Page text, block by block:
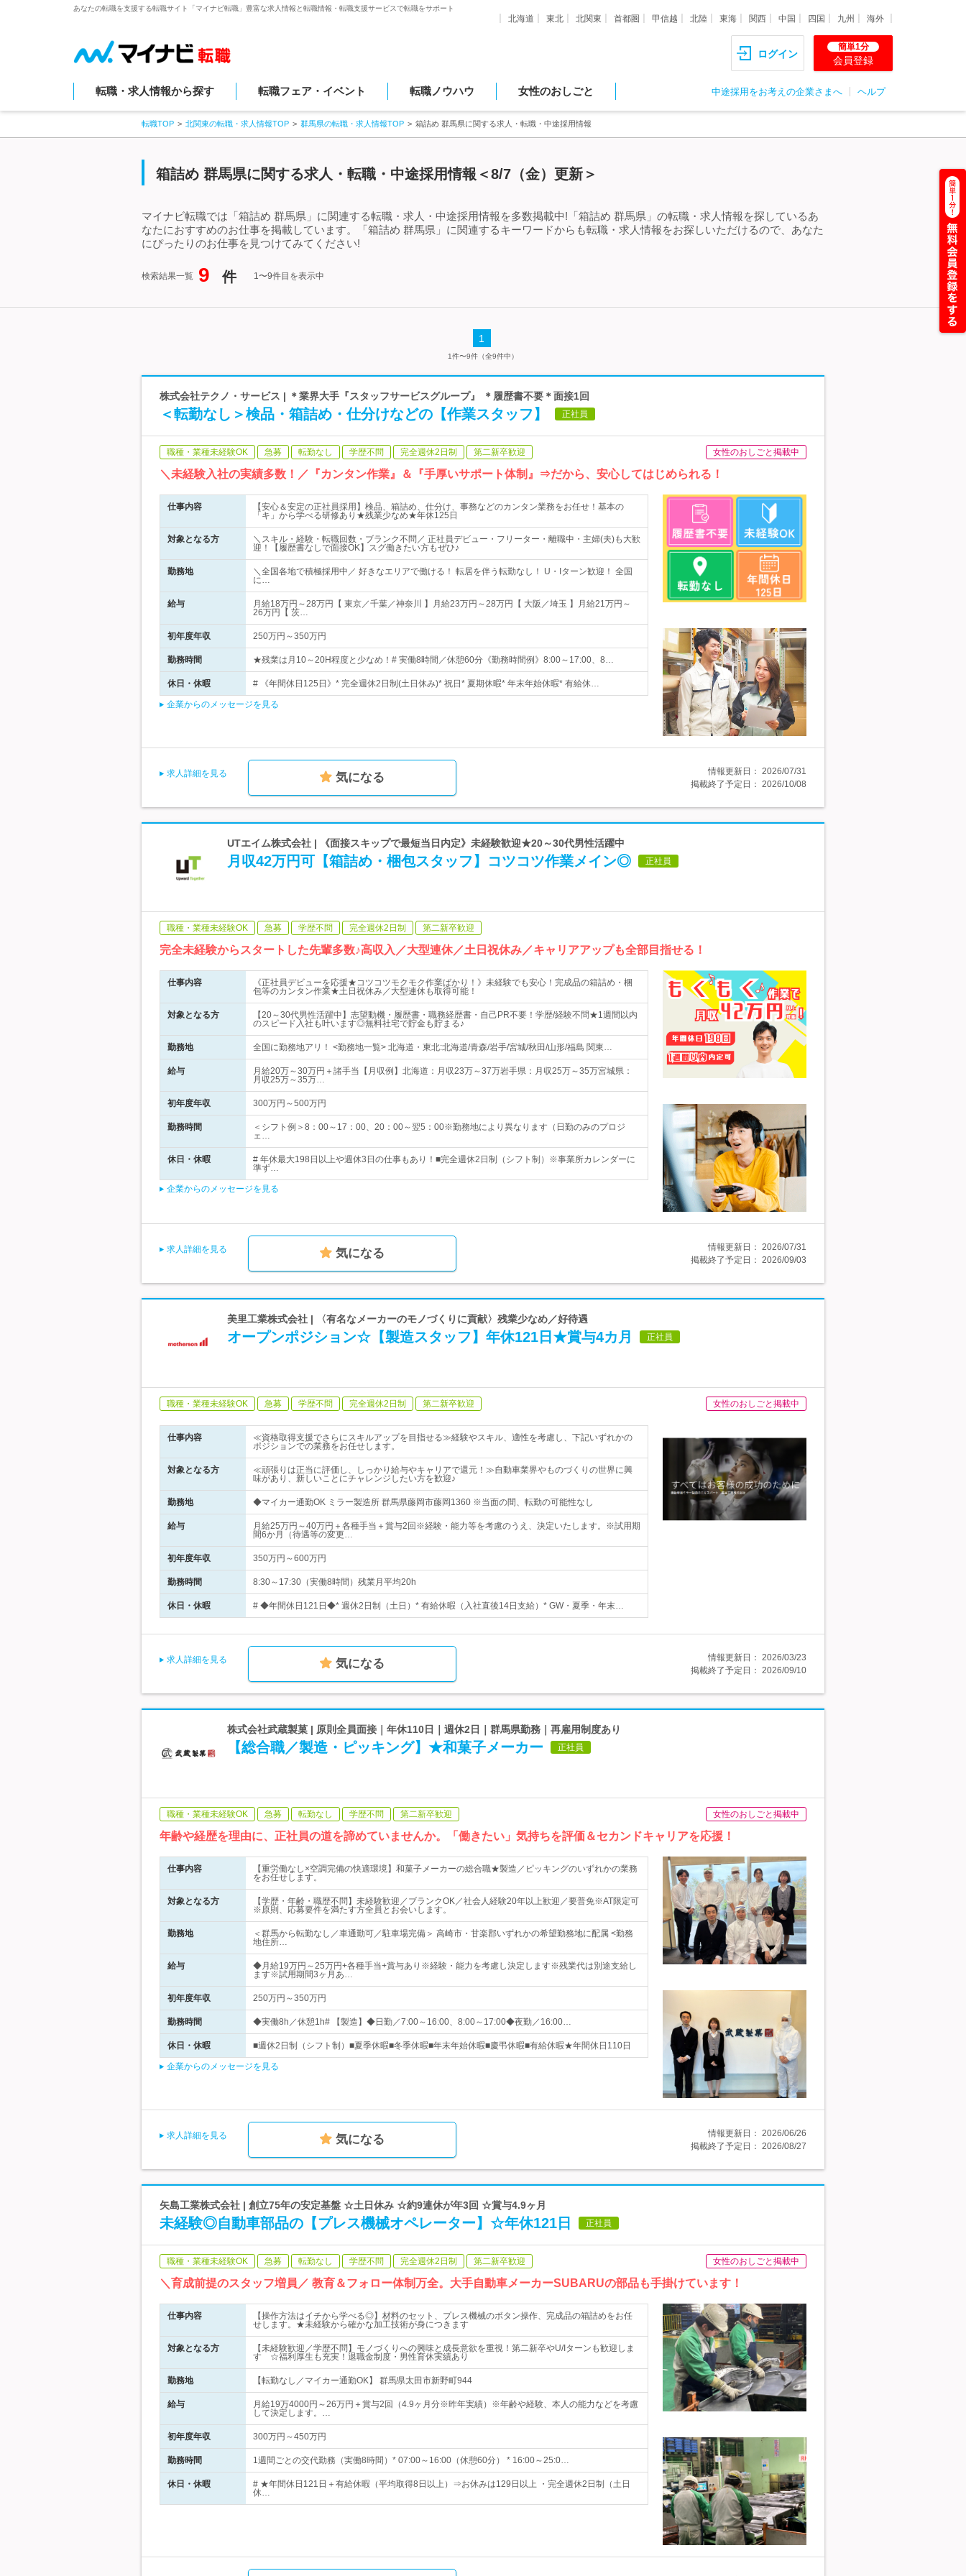
あなたの転職を支援する転職サイト「マイナビ転職」豊富な求人情報と転職情報・転職支援サービスで転職をサポート
北海道 東北 北関東 首都圏 甲信越 北陸 東海 関西 中国 四国 九州 海外
ログイン
簡単1分
会員登録
転職・求人情報から探す 転職フェア・イベント 転職ノウハウ 女性のおしごと 中途採用をお考えの企業さまへ ヘルプ
転職TOP 北関東の転職・求人情報TOP 群馬県の転職・求人情報TOP 箱詰め 群馬県に関する求人・転職・中途採用情報
箱詰め 群馬県に関する求人・転職・中途採用情報＜8/7（金）更新＞
マイナビ転職では「箱詰め 群馬県」に関連する転職・求人・中途採用情報を多数掲載中!「箱詰め 群馬県」の転職・求人情報を探しているあ
なたにおすすめのお仕事を掲載しています。「箱詰め 群馬県」に関連するキーワードからも転職・求人情報をお探しいただけるので、あなた
にぴったりのお仕事を見つけてみてください!
検索結果一覧 9 件 1〜9件目を表示中
1
1件〜9件（全9件中）
株式会社テクノ・サービス | ＊業界大手『スタッフサービスグループ』 ＊履歴書不要＊面接1回
＜転勤なし＞検品・箱詰め・仕分けなどの【作業スタッフ】 正社員
職種・業種未経験OK 急募 転勤なし 学歴不問 完全週休2日制 第二新卒歓迎 女性のおしごと掲載中
＼未経験入社の実績多数！／『カンタン作業』＆『手厚いサポート体制』⇒だから、安心してはじめられる！
仕事内容
【安心＆安定の正社員採用】検品、箱詰め、仕分け、事務などのカンタン業務をお任せ！基本の
「キ」から学べる研修あり★残業少なめ★年休125日
対象となる方
＼スキル・経験・転職回数・ブランク不問／ 正社員デビュー・フリーター・離職中・主婦(夫)も大歓
迎！【履歴書なしで面接OK】スグ働きたい方もぜひ♪
勤務地
＼全国各地で積極採用中／ 好きなエリアで働ける！ 転居を伴う転勤なし！ U・Iターン歓迎！ 全国
に…
給与
月給18万円～28万円【 東京／千葉／神奈川 】月給23万円～28万円【 大阪／埼玉 】月給21万円～
26万円【 茨…
初年度年収 250万円～350万円
勤務時間 ★残業は月10～20H程度と少なめ！# 実働8時間／休憩60分《勤務時間例》8:00～17:00、8…
休日・休暇 # 《年間休日125日》* 完全週休2日制(土日休み)* 祝日* 夏期休暇* 年末年始休暇* 有給休…
企業からのメッセージを見る
求人詳細を見る 気になる 情報更新日： 2026/07/31
掲載終了予定日： 2026/10/08
UTエイム株式会社 | 《面接スキップで最短当日内定》未経験歓迎★20～30代男性活躍中
月収42万円可【箱詰め・梱包スタッフ】コツコツ作業メイン◎ 正社員
職種・業種未経験OK 急募 学歴不問 完全週休2日制 第二新卒歓迎
完全未経験からスタートした先輩多数♪高収入／大型連休／土日祝休み／キャリアアップも全部目指せる！
仕事内容
《正社員デビューを応援★コツコツモクモク作業ばかり！》未経験でも安心！完成品の箱詰め・梱
包等のカンタン作業★土日祝休み／大型連休も取得可能！
対象となる方
【20～30代男性活躍中】志望動機・履歴書・職務経歴書・自己PR不要！学歴/経験不問★1週間以内
のスピード入社も叶います◎無料社宅で貯金も貯まる♪
勤務地 全国に勤務地アリ！ <勤務地一覧> 北海道・東北:北海道/青森/岩手/宮城/秋田/山形/福島 関東…
給与
月給20万～30万円＋諸手当【月収例】北海道：月収23万～37万岩手県：月収25万～35万宮城県：
月収25万～35万…
初年度年収 300万円～500万円
勤務時間
＜シフト例＞8：00～17：00、20：00～翌5：00※勤務地により異なります（日勤のみのプロジ
ェ…
休日・休暇
# 年休最大198日以上や週休3日の仕事もあり！■完全週休2日制（シフト制）※事業所カレンダーに
準ず…
企業からのメッセージを見る
求人詳細を見る 気になる 情報更新日： 2026/07/31
掲載終了予定日： 2026/09/03
美里工業株式会社 | 〈有名なメーカーのモノづくりに貢献〉残業少なめ／好待遇
オープンポジション☆【製造スタッフ】年休121日★賞与4カ月 正社員
職種・業種未経験OK 急募 学歴不問 完全週休2日制 第二新卒歓迎 女性のおしごと掲載中
仕事内容
≪資格取得支援でさらにスキルアップを目指せる≫経験やスキル、適性を考慮し、下記いずれかの
ポジションでの業務をお任せします。
対象となる方
≪頑張りは正当に評価し、しっかり給与やキャリアで還元！≫自動車業界やものづくりの世界に興
味があり、新しいことにチャレンジしたい方を歓迎♪
勤務地 ◆マイカー通勤OK ミラー製造所 群馬県藤岡市藤岡1360 ※当面の間、転勤の可能性なし
給与
月給25万円～40万円＋各種手当＋賞与2回※経験・能力等を考慮のうえ、決定いたします。※試用期
間6か月（待遇等の変更…
初年度年収 350万円～600万円
勤務時間 8:30～17:30（実働8時間）残業月平均20h
休日・休暇 # ◆年間休日121日◆* 週休2日制（土日）* 有給休暇（入社直後14日支給）* GW・夏季・年末…
求人詳細を見る 気になる 情報更新日： 2026/03/23
掲載終了予定日： 2026/09/10
株式会社武蔵製菓 | 原則全員面接｜年休110日｜週休2日｜群馬県勤務｜再雇用制度あり
【総合職／製造・ピッキング】★和菓子メーカー 正社員
職種・業種未経験OK 急募 転勤なし 学歴不問 第二新卒歓迎 女性のおしごと掲載中
年齢や経歴を理由に、正社員の道を諦めていませんか。「働きたい」気持ちを評価＆セカンドキャリアを応援！
仕事内容
【重労働なし×空調完備の快適環境】和菓子メーカーの総合職★製造／ピッキングのいずれかの業務
をお任せします。
対象となる方
【学歴・年齢・職歴不問】未経験歓迎／ブランクOK／社会人経験20年以上歓迎／要普免※AT限定可
※原則、応募要件を満たす方全員とお会いします。
勤務地
＜群馬から転勤なし／車通勤可／駐車場完備＞ 高崎市・甘楽郡いずれかの希望勤務地に配属 <勤務
地住所…
給与
◆月給19万円～25万円+各種手当+賞与あり※経験・能力を考慮し決定します※残業代は別途支給し
ます※試用期間3ヶ月あ…
初年度年収 250万円～350万円
勤務時間 ◆実働8h／休憩1h# 【製造】◆日勤／7:00～16:00、8:00～17:00◆夜勤／16:00…
休日・休暇 ■週休2日制（シフト制）■夏季休暇■冬季休暇■年末年始休暇■慶弔休暇■有給休暇★年間休日110日
企業からのメッセージを見る
求人詳細を見る 気になる 情報更新日： 2026/06/26
掲載終了予定日： 2026/08/27
矢島工業株式会社 | 創立75年の安定基盤 ☆土日休み ☆約9連休が年3回 ☆賞与4.9ヶ月
未経験◎自動車部品の【プレス機械オペレーター】☆年休121日 正社員
職種・業種未経験OK 急募 転勤なし 学歴不問 完全週休2日制 第二新卒歓迎 女性のおしごと掲載中
＼育成前提のスタッフ増員／ 教育＆フォロー体制万全。大手自動車メーカーSUBARUの部品も手掛けています！
仕事内容
【操作方法はイチから学べる◎】材料のセット、プレス機械のボタン操作、完成品の箱詰めをお任
せします。★未経験から確かな加工技術が身につきます
対象となる方
【未経験歓迎／学歴不問】モノづくりへの興味と成長意欲を重視！第二新卒やU/Iターンも歓迎しま
す ☆福利厚生も充実！退職金制度・男性育休実績あり
勤務地 【転勤なし／マイカー通勤OK】 群馬県太田市新野町944
給与
月給19万4000円～26万円＋賞与2回（4.9ヶ月分※昨年実績）※年齢や経験、本人の能力などを考慮
して決定します。…
初年度年収 300万円～450万円
勤務時間 1週間ごとの交代勤務（実働8時間）* 07:00～16:00（休憩60分） * 16:00～25:0…
休日・休暇
# ★年間休日121日＋有給休暇（平均取得8日以上）⇒お休みは129日以上 ・完全週休2日制（土日
休…